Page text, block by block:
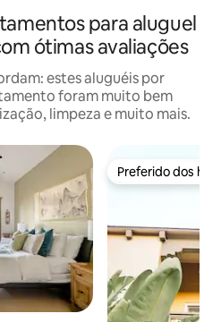
para aluguel
ótimas avaliações
estes aluguéis por
foram muito bem
limpeza e muito mais.
Preferido dos
Preferido dos